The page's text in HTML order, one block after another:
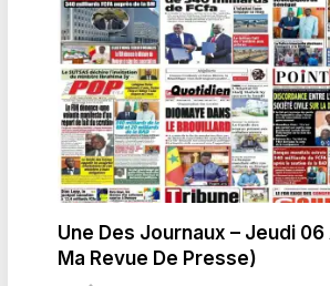
Une Des Journaux – Jeudi
Ma Revue De Presse)